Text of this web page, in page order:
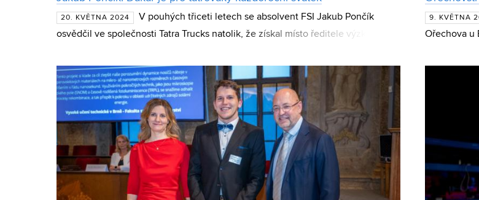
20. KVĚTNA 2024
V pouhých třiceti letech se absolvent FSI Jakub Pončík
osvědčil ve společnosti Tatra Trucks natolik, že získal místo ředitele výzkumu a
9. KVĚTNA
Ořechova u